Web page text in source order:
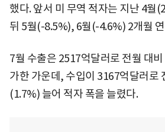
했다. 앞서 미 무역 적자는 지난 4월
뒤 5월(-8.5%), 6월(-4.6%) 2개월
7월 수출은 2517억달러로 전월 대
가한 가운데, 수입이 3167억달러로
(1.7%) 늘어 적자 폭을 늘렸다.